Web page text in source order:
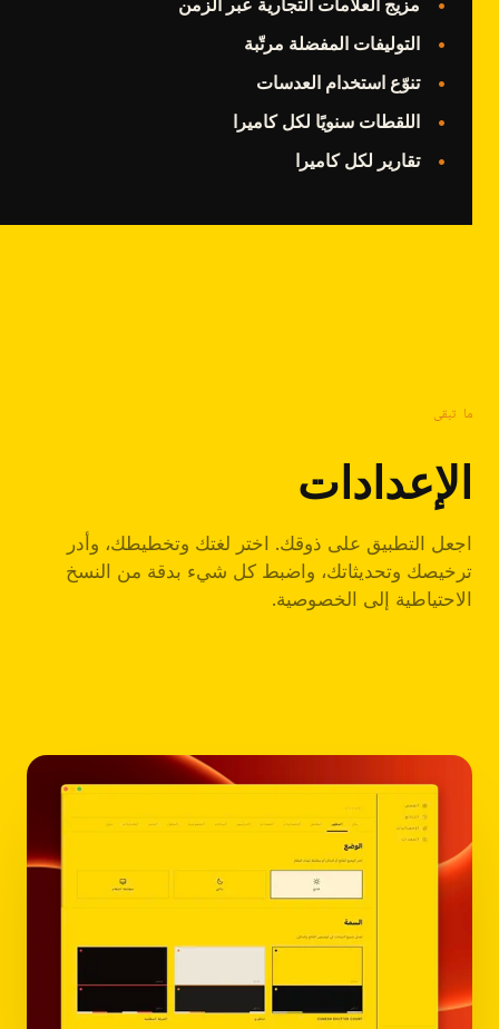
مزيج العلامات التجارية عبر الزمن
التوليفات المفضلة مرتّبة
تنوّع استخدام العدسات
اللقطات سنويًا لكل كاميرا
تقارير لكل كاميرا
ما تبقى
الإعدادات
اجعل التطبيق على ذوقك. اختر لغتك وتخطيطك، وأدر
ترخيصك وتحديثاتك، واضبط كل شيء بدقة من النسخ
الاحتياطية إلى الخصوصية.